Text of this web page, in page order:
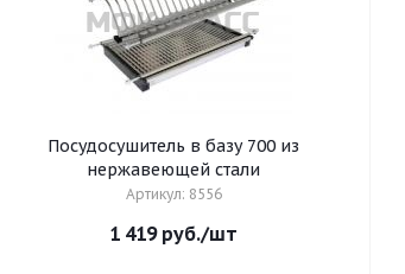
Посудосушитель в базу 700 из
нержавеющей стали
Артикул: 8556
1 419руб./шт